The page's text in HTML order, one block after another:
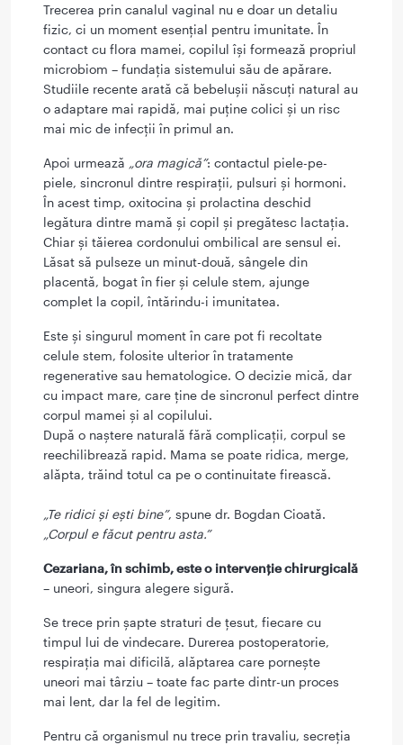
Trecerea prin canalul vaginal nu e doar un detaliu
fizic, ci un moment esențial pentru imunitate. În
contact cu flora mamei, copilul își formează propriul
microbiom – fundația sistemului său de apărare.
Studiile recente arată că bebelușii născuți natural au
o adaptare mai rapidă, mai puține colici și un risc
mai mic de infecții în primul an.
Apoi urmează „ora magică”: contactul piele-pe-
piele, sincronul dintre respirații, pulsuri și hormoni.
În acest timp, oxitocina și prolactina deschid
legătura dintre mamă și copil și pregătesc lactația.
Chiar și tăierea cordonului ombilical are sensul ei.
Lăsat să pulseze un minut-două, sângele din
placentă, bogat în fier și celule stem, ajunge
complet la copil, întărindu-i imunitatea.
Este și singurul moment în care pot fi recoltate
celule stem, folosite ulterior în tratamente
regenerative sau hematologice. O decizie mică, dar
cu impact mare, care ține de sincronul perfect dintre
corpul mamei și al copilului.
După o naștere naturală fără complicații, corpul se
reechilibrează rapid. Mama se poate ridica, merge,
alăpta, trăind totul ca pe o continuitate firească.
„Te ridici și ești bine”, spune dr. Bogdan Cioată.
„Corpul e făcut pentru asta.”
Cezariana, în schimb, este o intervenție chirurgicală
– uneori, singura alegere sigură.
Se trece prin șapte straturi de țesut, fiecare cu
timpul lui de vindecare. Durerea postoperatorie,
respirația mai dificilă, alăptarea care pornește
uneori mai târziu – toate fac parte dintr-un proces
mai lent, dar la fel de legitim.
Pentru că organismul nu trece prin travaliu, secreția